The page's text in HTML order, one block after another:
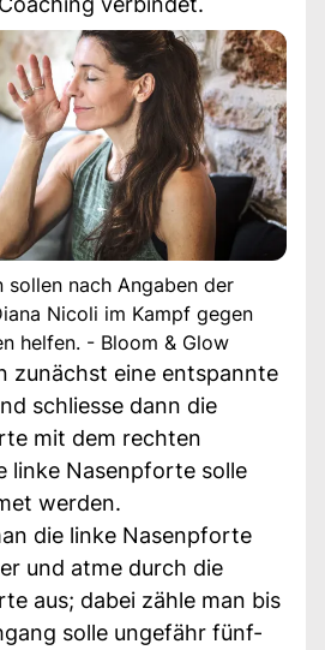
sollen nach Angaben der
Nicoli im Kampf gegen
helfen. - Bloom & Glow
zunächst eine entspannte
schliesse dann die
mit dem rechten
linke Nasenpforte solle
werden.
die linke Nasenpforte
und atme durch die
aus; dabei zähle man bis
solle ungefähr fünf-